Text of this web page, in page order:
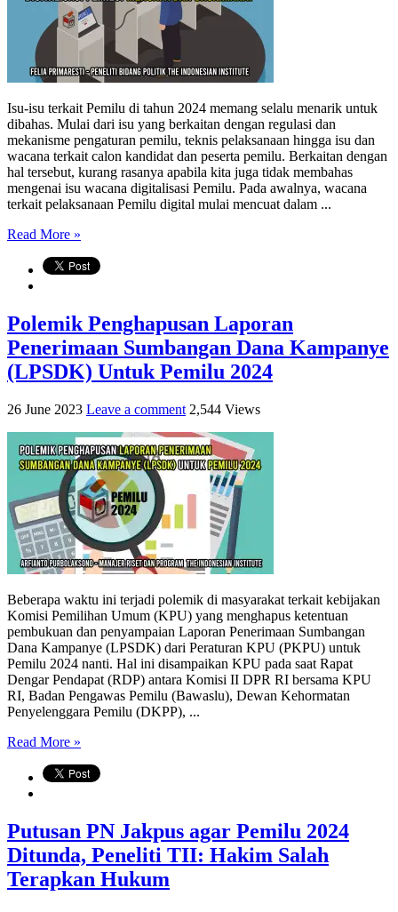
Isu-isu terkait Pemilu di tahun 2024 memang selalu menarik untuk
dibahas. Mulai dari isu yang berkaitan dengan regulasi dan
mekanisme pengaturan pemilu, teknis pelaksanaan hingga isu dan
wacana terkait calon kandidat dan peserta pemilu. Berkaitan dengan
hal tersebut, kurang rasanya apabila kita juga tidak membahas
mengenai isu wacana digitalisasi Pemilu. Pada awalnya, wacana
terkait pelaksanaan Pemilu digital mulai mencuat dalam ...
Read More »
Polemik Penghapusan Laporan
Penerimaan Sumbangan Dana Kampanye
(LPSDK) Untuk Pemilu 2024
26 June 2023 Leave a comment 2,544 Views
Beberapa waktu ini terjadi polemik di masyarakat terkait kebijakan
Komisi Pemilihan Umum (KPU) yang menghapus ketentuan
pembukuan dan penyampaian Laporan Penerimaan Sumbangan
Dana Kampanye (LPSDK) dari Peraturan KPU (PKPU) untuk
Pemilu 2024 nanti. Hal ini disampaikan KPU pada saat Rapat
Dengar Pendapat (RDP) antara Komisi II DPR RI bersama KPU
RI, Badan Pengawas Pemilu (Bawaslu), Dewan Kehormatan
Penyelenggara Pemilu (DKPP), ...
Read More »
Putusan PN Jakpus agar Pemilu 2024
Ditunda, Peneliti TII: Hakim Salah
Terapkan Hukum